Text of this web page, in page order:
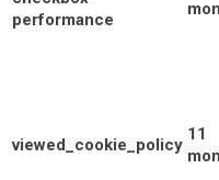
performance
viewed_cookie_policy
11